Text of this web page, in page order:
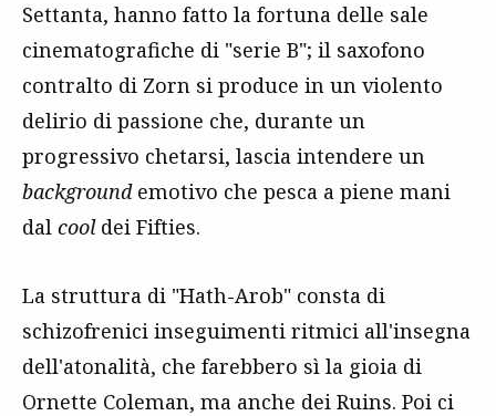
Settanta, hanno fatto la fortuna delle sale
cinematografiche di "serie B"; il saxofono
contralto di Zorn si produce in un violento
delirio di passione che, durante un
progressivo chetarsi, lascia intendere un
backgroundemotivo che pesca a piene mani
dal cooldei Fifties.
La struttura di "Hath-Arob" consta di
schizofrenici inseguimenti ritmici all'insegna
dell'atonalità, che farebbero sì la gioia di
Ornette Coleman, ma anche dei Ruins. Poi ci